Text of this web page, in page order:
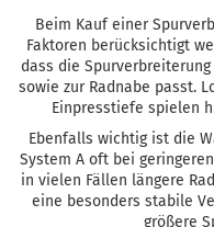
Beim Kauf einer
Faktoren berücksichtigt
dass die
sowie zur Radnabe passt.
Einpresstiefe spielen
Ebenfalls wichtig ist die
System A oft bei
in vielen Fällen längere
eine besonders stabile
größere